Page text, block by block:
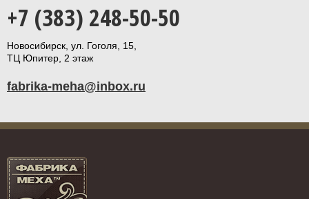
+7 (383) 248-50-50
Новосибирск, ул. Гоголя, 15,
ТЦ Юпитер, 2 этаж
fabrika-meha@inbox.ru